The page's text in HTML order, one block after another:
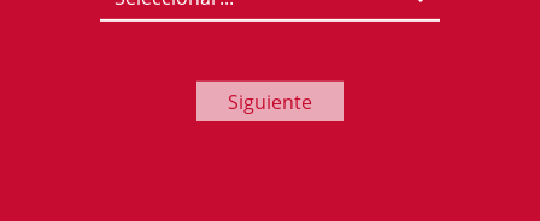
Siguiente